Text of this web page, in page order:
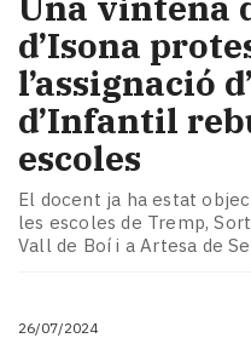
d’Isona
l’assignació
d’Infantil
escoles
El docent ja ha estat
les escoles de Tremp,
Vall de Boí i a Artesa de
26/07/2024